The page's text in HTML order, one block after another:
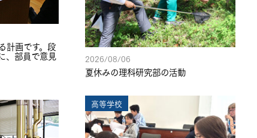
計画です。段
、部員で意見 2026/08/06
夏休みの理科研究部の活動
高等学校